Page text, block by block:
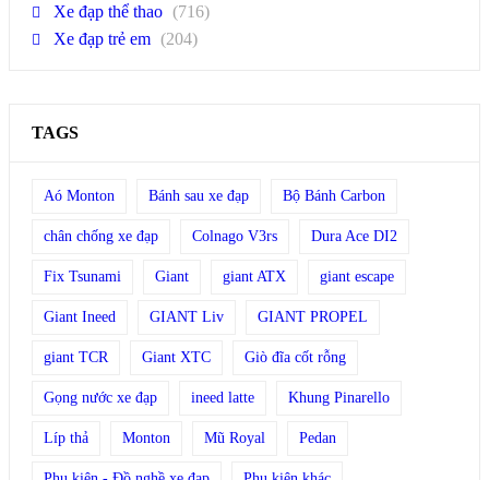
Xe đạp thể thao (716)
Xe đạp trẻ em (204)
TAGS
Aó Monton Bánh sau xe đạp Bộ Bánh Carbon
chân chống xe đạp Colnago V3rs Dura Ace DI2
Fix Tsunami Giant giant ATX giant escape
Giant Ineed GIANT Liv GIANT PROPEL
giant TCR Giant XTC Giò đĩa cốt rỗng
Gọng nước xe đạp ineed latte Khung Pinarello
Líp thả Monton Mũ Royal Pedan